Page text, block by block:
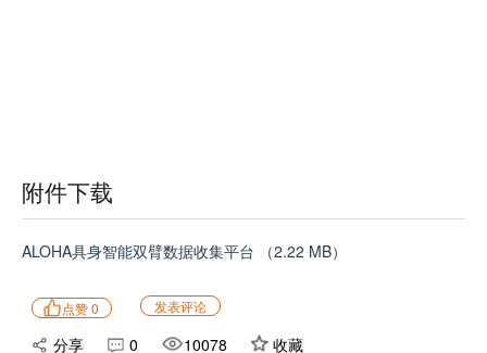
附件下载
ALOHA具身智能双臂数据收集平台 （2.22 MB）
点赞0 发表评论
分享 0 10078 收藏